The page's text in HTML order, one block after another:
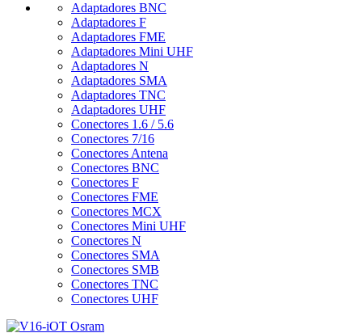
Adaptadores BNC
Adaptadores F
Adaptadores FME
Adaptadores Mini UHF
Adaptadores N
Adaptadores SMA
Adaptadores TNC
Adaptadores UHF
Conectores 1.6 / 5.6
Conectores 7/16
Conectores Antena
Conectores BNC
Conectores F
Conectores FME
Conectores MCX
Conectores Mini UHF
Conectores N
Conectores SMA
Conectores SMB
Conectores TNC
Conectores UHF